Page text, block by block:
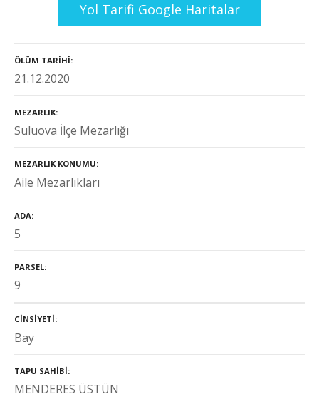
Yol Tarifi Google Haritalar
ÖLÜM TARIHI
21.12.2020
MEZARLIK
Suluova İlçe Mezarlığı
MEZARLIK KONUMU
Aile Mezarlıkları
ADA
5
PARSEL
9
CINSIYETI
Bay
TAPU SAHIBI
MENDERES ÜSTÜN